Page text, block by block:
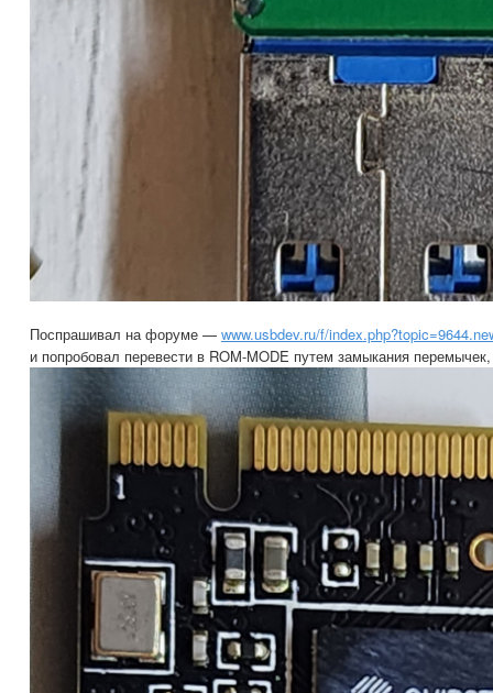
Поспрашивал на форуме — www.usbdev.ru/f/
и попробовал перевести в ROM-MODE путем замыкания